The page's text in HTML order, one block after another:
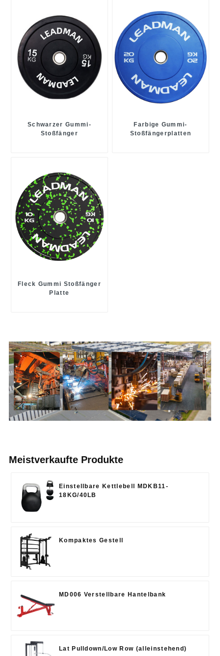
Schwarzer Gummi-
Stoßfänger
Farbige Gummi-
Stoßfängerplatten
Fleck Gummi Stoßfänger
Platte
Meistverkaufte Produkte
Einstellbare Kettlebell MDKB11-
18KG/40LB
Kompaktes Gestell
MD006 Verstellbare Hantelbank
Lat Pulldown/Low Row (alleinstehend)